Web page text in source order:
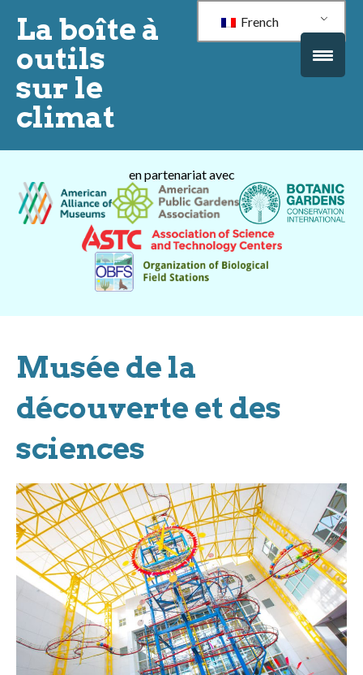
La boîte à
outils
sur le
climat
French
en partenariat avec
Musée de la
découverte et des
sciences